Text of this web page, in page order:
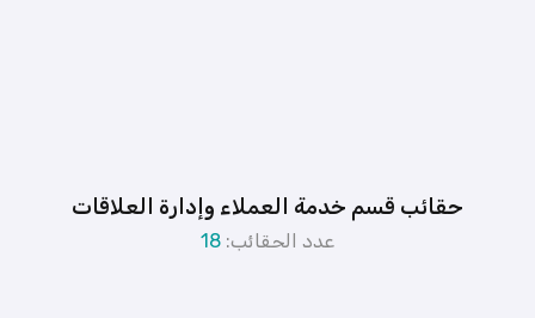
حقائب قسم خدمة العملاء وإدارة العلاقات
عدد الحقائب: 18